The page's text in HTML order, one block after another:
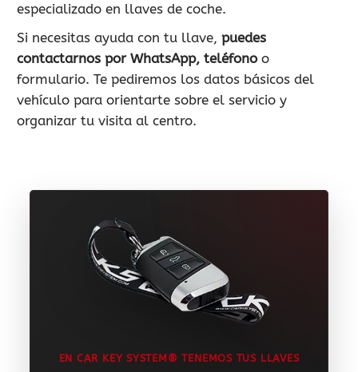
especializado en llaves de coche.
Si necesitas ayuda con tu llave, puedes
contactarnos por WhatsApp, teléfonoo
formulario. Te pediremos los datos básicos del
vehículo para orientarte sobre el servicio y
organizar tu visita al centro.
EN CAR KEY SYSTEM® TENEMOS TUS LLAVES